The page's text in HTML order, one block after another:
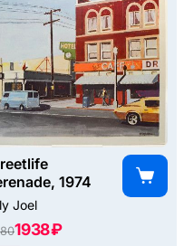
1974
Joel
1938 ₽